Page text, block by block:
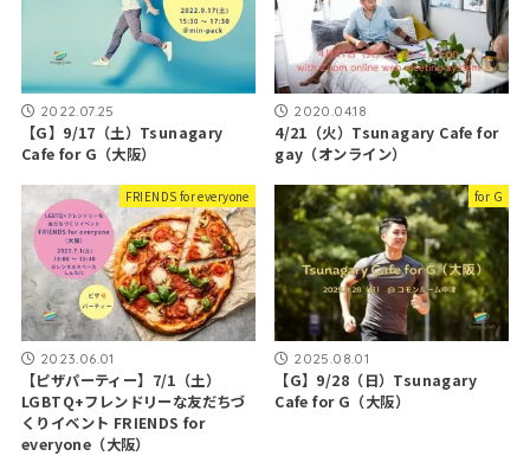
2022.07.25
【G】9/17（土）Tsunagary
Cafe for G（大阪）
2020.04.18
4/21（火）Tsunagary Cafe for
gay（オンライン）
FRIENDS for everyone
2023.06.01
【ピザパーティー】7/1（土）
LGBTQ+フレンドリーな友だちづ
くりイベント FRIENDS for
everyone（大阪）
for G
2025.08.01
【G】9/28（日）Tsunagary
Cafe for G（大阪）